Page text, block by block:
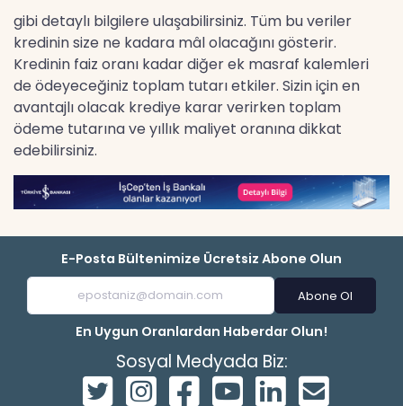
gibi detaylı bilgilere ulaşabilirsiniz. Tüm bu veriler
kredinin size ne kadara mâl olacağını gösterir.
Kredinin faiz oranı kadar diğer ek masraf kalemleri
de ödeyeceğiniz toplam tutarı etkiler. Sizin için en
avantajlı olacak krediye karar verirken toplam
ödeme tutarına ve yıllık maliyet oranına dikkat
edebilirsiniz.
E-Posta Bültenimize Ücretsiz Abone Olun
Abone Ol
En Uygun Oranlardan Haberdar Olun!
Sosyal Medyada Biz: